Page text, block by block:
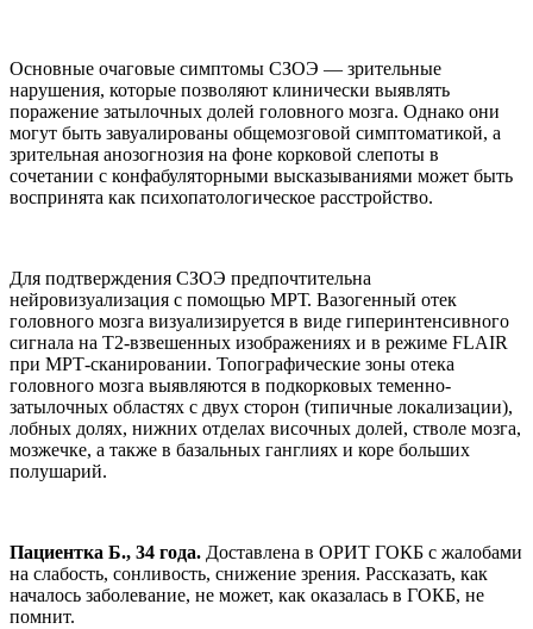
Основные очаговые симптомы СЗОЭ — зрительные
нарушения, которые позволяют клинически выявлять
поражение затылочных долей головного мозга. Однако они
могут быть завуалированы общемозговой симптоматикой, а
зрительная анозогнозия на фоне корковой слепоты в
сочетании с конфабуляторными высказываниями может быть
воспринята как психопатологическое расстройство.
Для подтверждения СЗОЭ предпочтительна
нейровизуализация с помощью МРТ. Вазогенный отек
головного мозга визуализируется в виде гиперинтенсивного
сигнала на Т2-взвешенных изображениях и в режиме FLAIR
при МРТ-сканировании. Топографические зоны отека
головного мозга выявляются в подкорковых теменно-
затылочных областях с двух сторон (типичные локализации),
лобных долях, нижних отделах височных долей, стволе мозга,
мозжечке, а также в базальных ганглиях и коре больших
полушарий.
Пациентка Б., 34 года. Доставлена в ОРИТ ГОКБ с жалобами
на слабость, сонливость, снижение зрения. Рассказать, как
началось заболевание, не может, как оказалась в ГОКБ, не
помнит.